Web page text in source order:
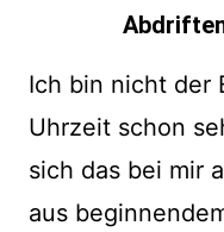
Ich bin nicht der
Uhrzeit schon
sich das bei mir
aus